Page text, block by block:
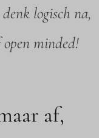
logisch na,
minded!
af,